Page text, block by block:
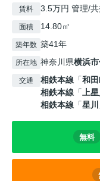
賃料 3.5万円 管理/
面積 14.80㎡
築年数 築41年
所在地 神奈川県横浜
交通 相鉄本線 「和
相鉄本線 「 上星
相鉄本線 「星川
無料